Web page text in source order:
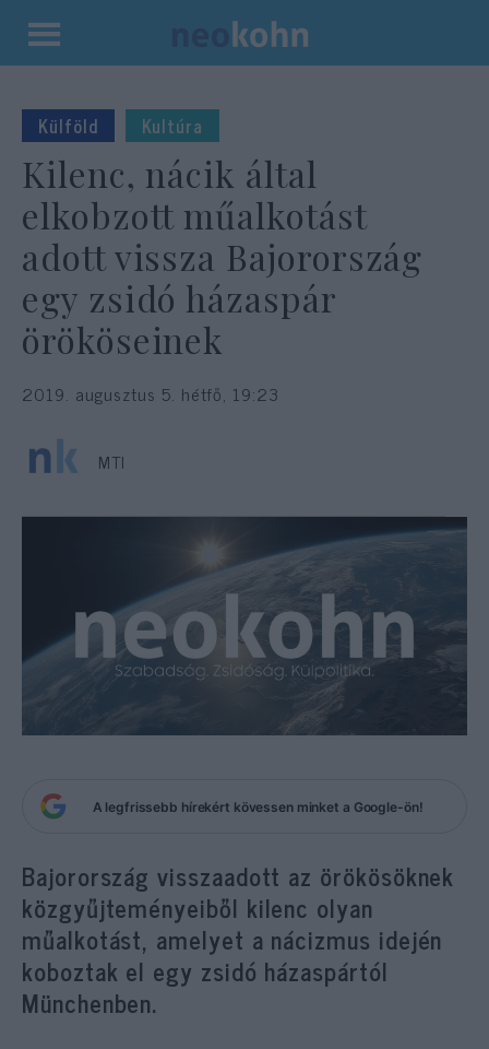
Kilépés
tartalomba
Külföld Kultúra
Kilenc, nácik által
elkobzott műalkotást
adott vissza Bajorország
egy zsidó házaspár
örököseinek
2019. augusztus 5. hétfő, 19:23
MTI
A legfrissebb hírekért kövessen minket a Google-ön!
Bajorország visszaadott az örökösöknek
közgyűjteményeiből kilenc olyan
műalkotást, amelyet a nácizmus idején
koboztak el egy zsidó házaspártól
Münchenben.